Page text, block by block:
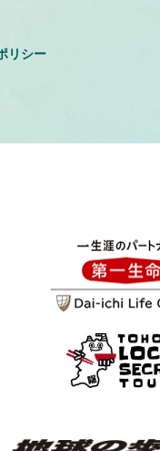
リシー